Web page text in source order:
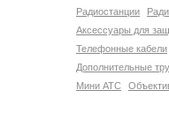
Радиостанции
Аксессуары для
Телефонные кабели
Дополнительные
Мини АТС